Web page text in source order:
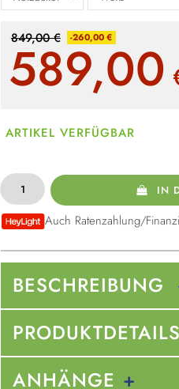
849,00 € -260,00 €
589,00
ARTIKEL VERFÜGBAR
IN
Auch Ratenzahlung/
BESCHREIBUNG
PRODUKTDETAILS
ANHÄNGE